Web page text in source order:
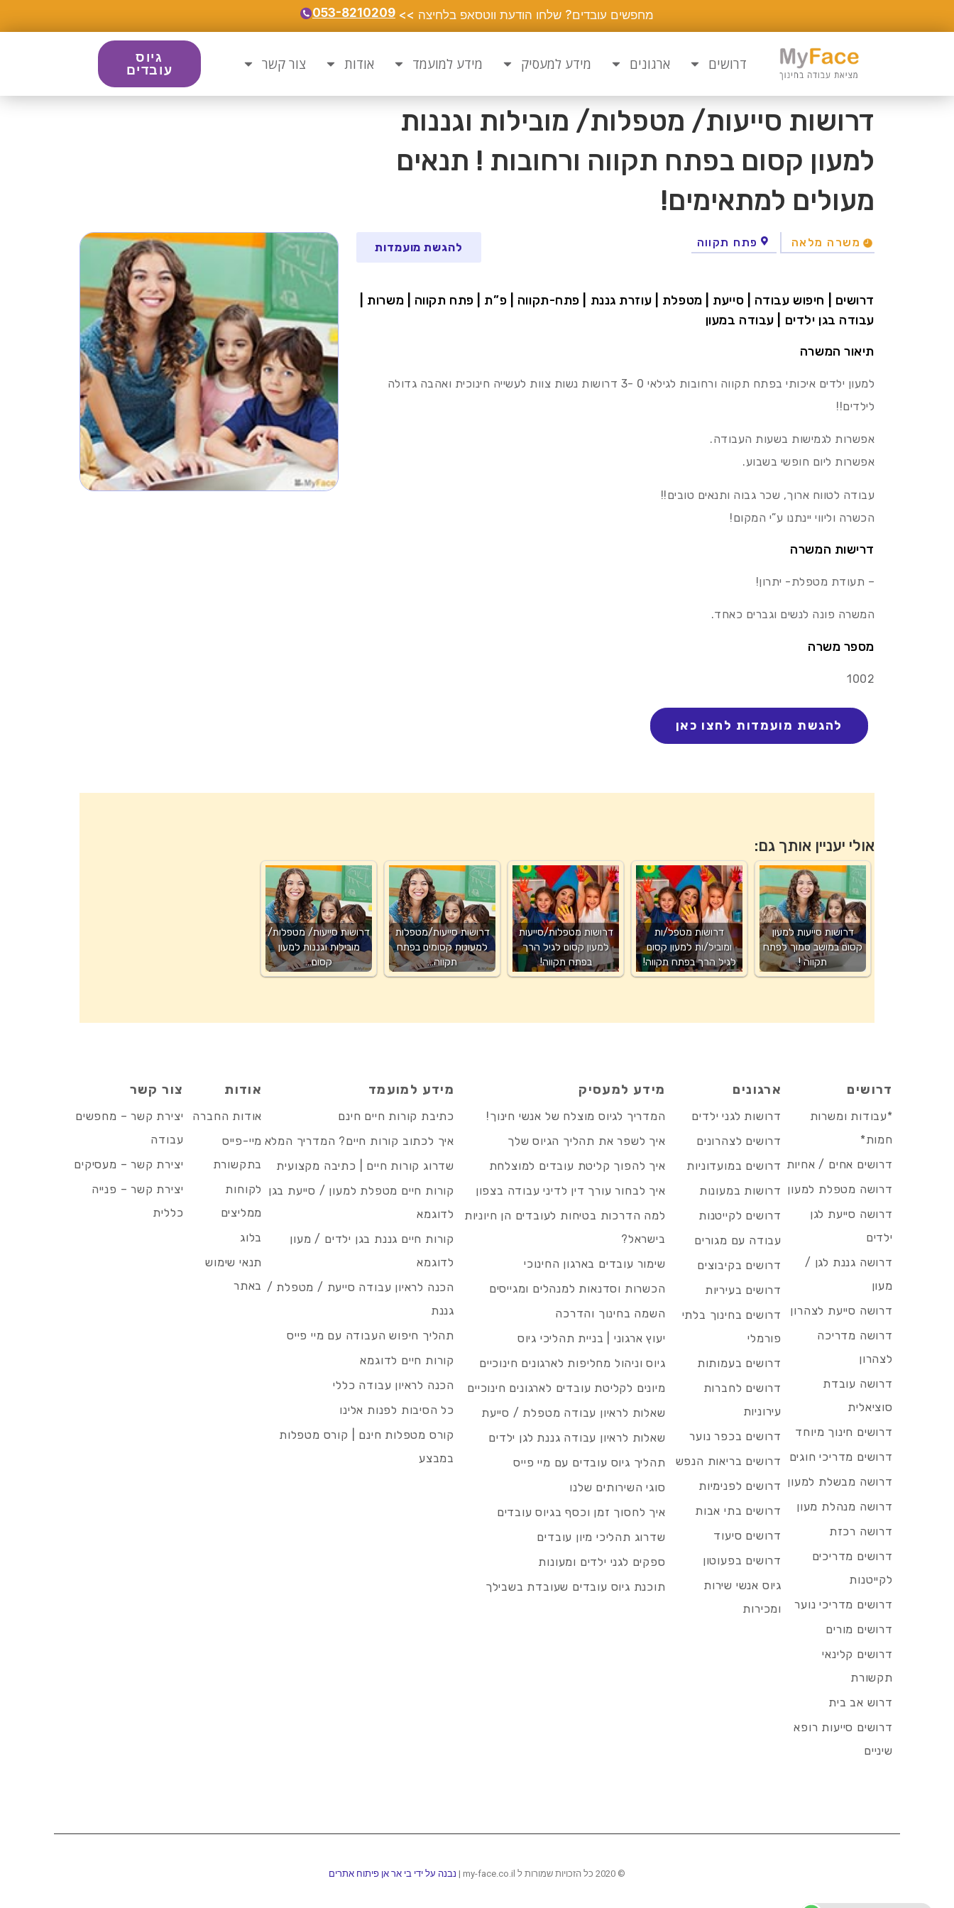
מחפשים עובדים? שלחו הודעת ווטסאפ בלחיצה >> 053-8210209
דרושים ארגונים מידע למעסיק מידע למועמד אודות צור קשר
גיוס
עובדים
דרושות סייעות/ מטפלות/ מובילות וגננות
למעון קסום בפתח תקווה ורחובות ! תנאים
מעולים למתאימים!
משרה מלאה פתח תקווה להגשת מועמדות
דרושים | חיפוש עבודה | סייעת | מטפלת | עוזרת גננת | פתח-תקווה | פ”ת | פתח תקווה | משרות |
עבודה בגן ילדים | עבודה במעון
תיאור המשרה
למעון ילדים איכותי בפתח תקווה ורחובות לגילאי 0 -3 דרושות נשות צוות לעשייה חינוכית ואהבה גדולה
לילדים!!
אפשרות לגמישות בשעות העבודה.
אפשרות ליום חופשי בשבוע.
עבודה לטווח ארוך, שכר גבוה ותנאים טובים!!
הכשרה וליווי יינתנו ע”י המקום!
דרישות המשרה
– תעודת מטפלת- יתרון!
המשרה פונה לנשים וגברים כאחד.
מספר משרה
1002
אולי יעניין אותך גם:
דרושות סייעות/ מטפלות/
מובילות וגננות למעון
קסום…
דרושות סייעות/מטפלות
למעונות קסומים בפתח
תקווה…
דרושות מטפלות/סייעות
למעון קסום לגיל הרך
בפתח תקווה!
דרושות מטפל/ות
ומוביל/ות למעון קסום
לגיל הרך בפתח תקווה!
דרושות סייעות למעון
קסום במושב סמוך לפתח
תקווה !
דרושים
*עבודות ומשרות
חמות*
דרושים אחים / אחיות
דרושה מטפלת למעון
דרושה סייעת לגן
ילדים
דרושה גננת לגן /
מעון
דרושה סייעת לצהרון
דרושה מדריכה
לצהרון
דרושה עובדת
סוציאלית
דרושים חינוך מיוחד
דרושים מדריכי חוגים
דרושה מבשלת למעון
דרושה מנהלת מעון
דרושה רכזת
דרושים מדריכים
לקייטנות
דרושים מדריכי נוער
דרושים מורים
דרושים קלינאי
תקשורת
דרוש אב בית
דרושים סייעות רופא
שיניים
ארגונים
דרושות לגני ילדים
דרושים לצהרונים
דרושים במועדוניות
דרושות במעונות
דרושים לקייטנות
עבודה עם מגורים
דרושים בקיבוצים
דרושים בעיריות
דרושים בחינוך בלתי
פורמלי
דרושים בעמותות
דרושים לחברות
עירוניות
דרושים בכפר נוער
דרושים בריאות הנפש
דרושים לפנימיות
דרושים בתי אבות
דרושים סיעוד
דרושים בפעוטון
גיוס אנשי שירות
ומכירות
מידע למעסיק
המדריך לגיוס מוצלח של אנשי חינוך!
איך לשפר את תהליך הגיוס שלך
איך להפוך קליטת עובדים למוצלחת
איך לבחור עורך דין לדיני עבודה בצפון
למה הדרכות בטיחות לעובדים הן חיוניות
בישראל?
שימור עובדים בארגון החינוכי
הכשרות וסדנאות למנהלים ומגייסים
השמה בחינוך והדרכה
יעוץ ארגוני | בניית תהליכי גיוס
גיוס וניהול מחליפות לארגונים חינוכיים
מיונים לקליטת עובדים לארגונים חינוכיים
שאלות לראיון עבודה מטפלת / סייעת
שאלות לראיון עבודה גננת לגן ילדים
תהליך גיוס עובדים עם מיי פייס
סוגי השירותים שלנו
איך לחסוך זמן וכסף בגיוס עובדים
שדרוג תהליכי מיון עובדים
ספקים לגני ילדים ומעונות
תוכנת גיוס עובדים שעובדת בשבילך
מידע למועמד
כתיבת קורות חיים חינם
איך לכתוב קורות חיים? המדריך המלא
שדרוג קורות חיים | כתיבה מקצועית
קורות חיים מטפלת למעון / סייעת בגן
לדוגמא
קורות חיים גננת בגן ילדים / מעון
לדוגמא
הכנה לראיון עבודה סייעת / מטפלת /
גננת
תהליך חיפוש העבודה עם מיי פייס
קורות חיים לדוגמא
הכנה לראיון עבודה כללי
כל הסיבות לפנות אלינו
קורס מטפלות חינם | קורס מטפלות
במבצע
אודות
אודות החברה
מיי-פייס
בתקשורת
לקוחות
ממליצים
בלוג
תנאי שימוש
באתר
צור קשר
יצירת קשר – מחפשים
עבודה
יצירת קשר – מעסיקים
יצירת קשר – פנייה
כללית
© 2020 כל הזכויות שמורות ל my-face.co.il | נבנה על ידי בי אר אן פיתוח אתרים